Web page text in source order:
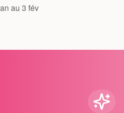
au 3 fév